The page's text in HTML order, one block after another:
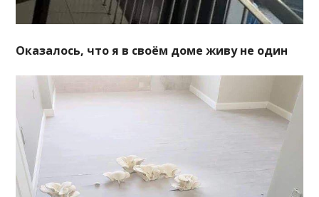
Оказалось, что я в своём доме живу не один